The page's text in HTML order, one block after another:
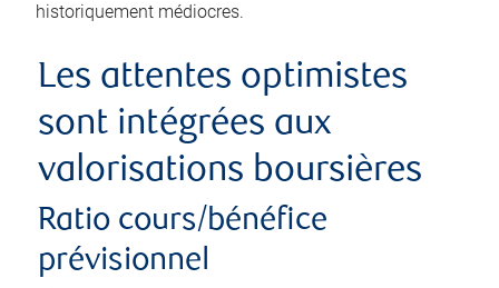
historiquement médiocres.
Les attentes optimistes
sont intégrées aux
valorisations boursières
Ratio cours/bénéfice
prévisionnel